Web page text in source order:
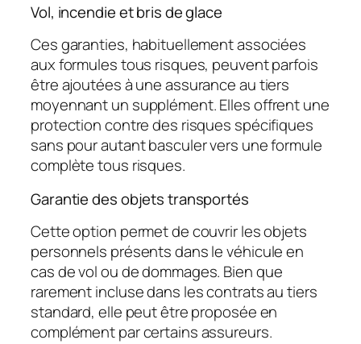
Vol, incendie et bris de glace
Ces garanties, habituellement associées
aux formules tous risques, peuvent parfois
être ajoutées à une assurance au tiers
moyennant un supplément. Elles offrent une
protection contre des risques spécifiques
sans pour autant basculer vers une formule
complète tous risques.
Garantie des objets transportés
Cette option permet de couvrir les objets
personnels présents dans le véhicule en
cas de vol ou de dommages. Bien que
rarement incluse dans les contrats au tiers
standard, elle peut être proposée en
complément par certains assureurs.